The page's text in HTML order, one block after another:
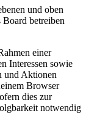
und oben
Board betreiben
einer
Interessen sowie
und Aktionen
Browser
dies zur
notwendig